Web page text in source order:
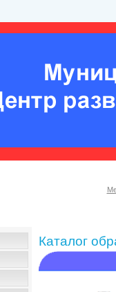
Каталог